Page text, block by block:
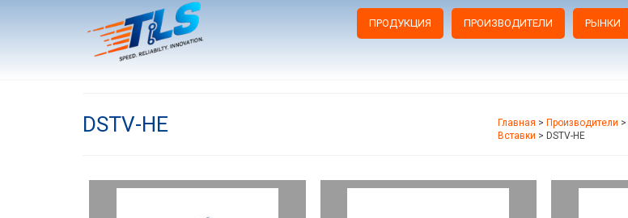
ПРОДУКЦИЯ ПРОИЗВОДИТЕЛИ РЫНКИ
DSTV-HE Главная > Производители >
Вставки > DSTV-HE